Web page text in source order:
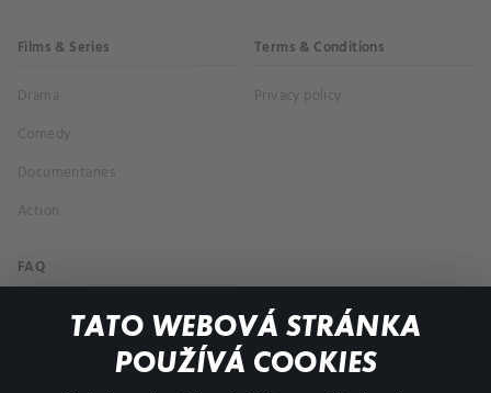
TATO WEBOVÁ STRÁNKA
POUŽÍVÁ COOKIES
Films & Series
Drama
Comedy
Documentaries
Action
Terms & Conditions
Privacy policy
FAQ
My profile